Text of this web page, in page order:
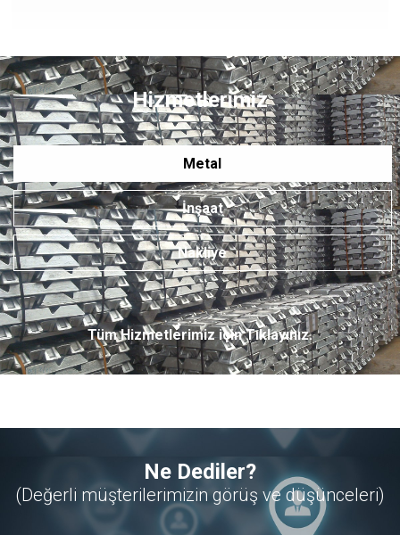
Hizmetlerimiz
Metal
İnşaat
Nakliye
Tüm Hizmetlerimiz için Tıklayınız.
Ne Dediler?
(Değerli müşterilerimizin görüş ve düşünceleri)